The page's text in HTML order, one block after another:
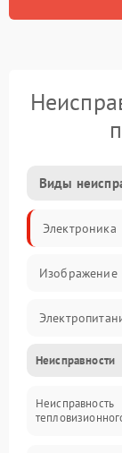
Виды
Электроника
Изображение
Измерения
Матрица
Неисправности
Неисправность